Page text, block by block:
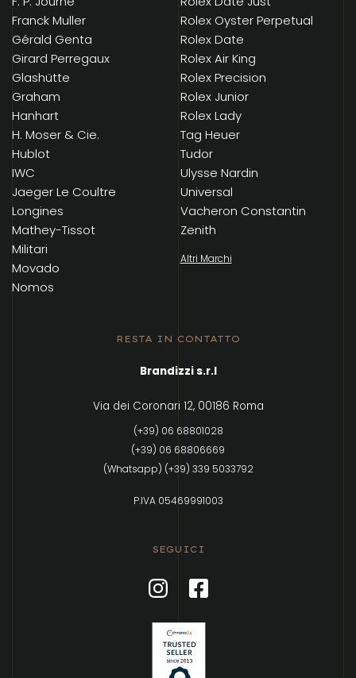
Franck Muller
Gérald Genta
Girard Perregaux
Glashütte
Graham
Hanhart
H. Moser & Cie.
Hublot
IWC
Jaeger Le Coultre
Longines
Mathey-Tissot
Militari
Movado
Nomos
Rolex Oyster Perpetual
Rolex Date
Rolex Air King
Rolex Precision
Rolex Junior
Rolex Lady
Tag Heuer
Tudor
Ulysse Nardin
Universal
Vacheron Constantin
Zenith
Altri Marchi
RESTA IN CONTATTO
Brandizzi s.r.l
Via dei Coronari 12, 00186 Roma
(+39) 06 68801028
(+39) 06 68806669
(Whatsapp) (+39) 339 5033792
P.IVA 05469991003
SEGUICI